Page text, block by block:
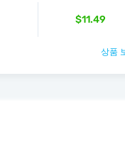
$11.49
상품